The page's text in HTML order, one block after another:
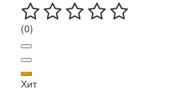
(0)
Хит